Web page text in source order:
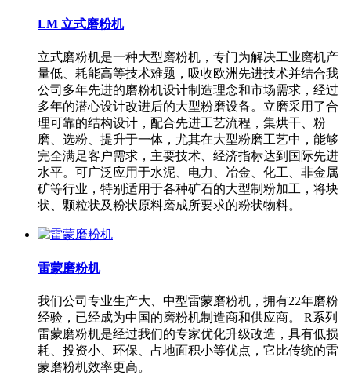
LM 立式磨粉机
立式磨粉机是一种大型磨粉机，专门为解决工业磨机产
量低、耗能高等技术难题，吸收欧洲先进技术并结合我
公司多年先进的磨粉机设计制造理念和市场需求，经过
多年的潜心设计改进后的大型粉磨设备。立磨采用了合
理可靠的结构设计，配合先进工艺流程，集烘干、粉
磨、选粉、提升于一体，尤其在大型粉磨工艺中，能够
完全满足客户需求，主要技术、经济指标达到国际先进
水平。可广泛应用于水泥、电力、冶金、化工、非金属
矿等行业，特别适用于各种矿石的大型制粉加工，将块
状、颗粒状及粉状原料磨成所要求的粉状物料。
雷蒙磨粉机
我们公司专业生产大、中型雷蒙磨粉机，拥有22年磨粉
经验，已经成为中国的磨粉机制造商和供应商。 R系列
雷蒙磨粉机是经过我们的专家优化升级改造，具有低损
耗、投资小、环保、占地面积小等优点，它比传统的雷
蒙磨粉机效率更高。